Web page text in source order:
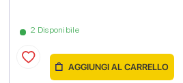
2 Disponibile
AGGIUNGI AL CARRELLO